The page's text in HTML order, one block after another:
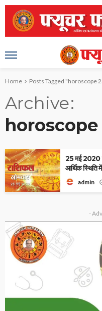
Home Posts Tagged "horoscope
Archive
25 मई 2020
आर्थिक स्थिति में
admin
-